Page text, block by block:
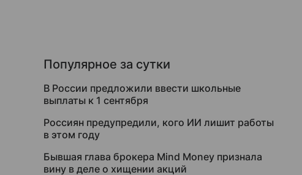
Популярное за сутки
В России предложили ввести школьные
выплаты к 1 сентября
Россиян предупредили, кого ИИ лишит работы
в этом году
Бывшая глава брокера Mind Money признала
вину в деле о хищении акций